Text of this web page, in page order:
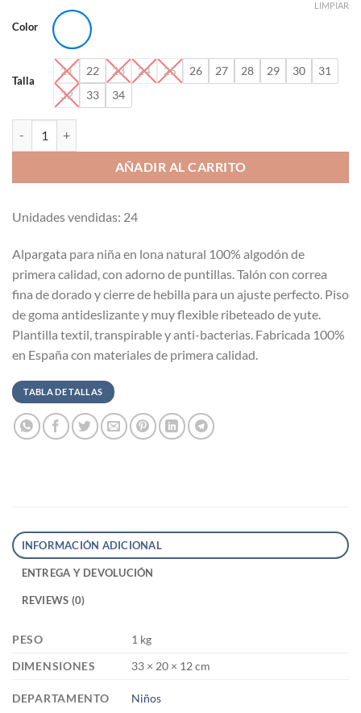
Color
Talla
21 22 23 24 25 26 27 28 29 30
31
32
33 34
LIMPIAR
AÑADIR AL CARRITO
Unidades vendidas: 24
Alpargata para niña en lona natural 100% algodón de
primera calidad, con adorno de puntillas. Talón con correa
fina de dorado y cierre de hebilla para un ajuste perfecto. Piso
de goma antideslizante y muy flexible ribeteado de yute.
Plantilla textil, transpirable y anti-bacterias. Fabricada 100%
en España con materiales de primera calidad.
TABLA DE TALLAS
INFORMACIÓN ADICIONAL
ENTREGA Y DEVOLUCIÓN
REVIEWS (0)
PESO
1 kg
DIMENSIONES
33 × 20 × 12 cm
DEPARTAMENTO Niños